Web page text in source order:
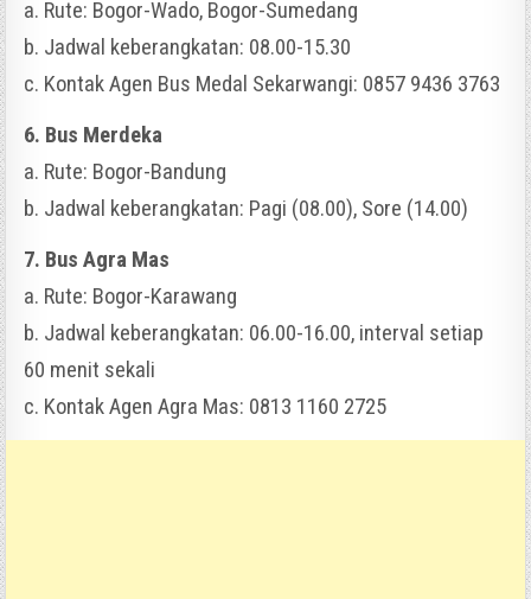
a. Rute: Bogor-Wado, Bogor-Sumedang
b. Jadwal keberangkatan: 08.00-15.30
c. Kontak Agen Bus Medal Sekarwangi: 0857 9436 3763
6. Bus Merdeka
a. Rute: Bogor-Bandung
b. Jadwal keberangkatan: Pagi (08.00), Sore (14.00)
7. Bus Agra Mas
a. Rute: Bogor-Karawang
b. Jadwal keberangkatan: 06.00-16.00, interval setiap
60 menit sekali
c. Kontak Agen Agra Mas: 0813 1160 2725